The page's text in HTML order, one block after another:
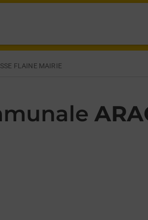
FLAINE MAIRIE
LA FRASSE,